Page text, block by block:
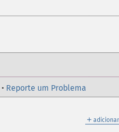
• Reporte um Problema
＋